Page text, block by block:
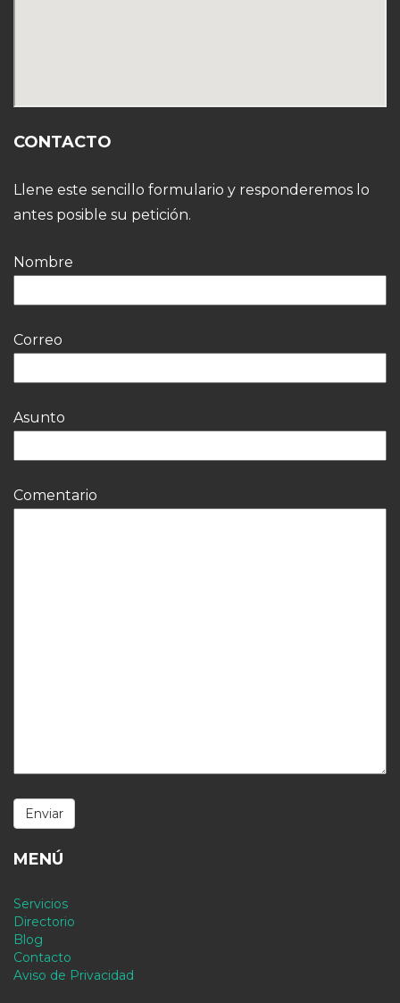
CONTACTO
Llene este sencillo formulario y responderemos lo
antes posible su petición.
Nombre
Correo
Asunto
Comentario
MENÚ
Servicios
Directorio
Blog
Contacto
Aviso de Privacidad